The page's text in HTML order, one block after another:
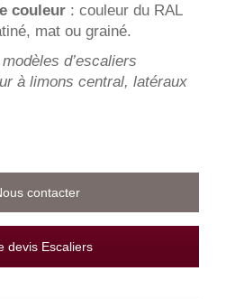
couleur : couleur du RAL
mat ou grainé.
d’escaliers
à limons central, latéraux
contacter
devis Escaliers